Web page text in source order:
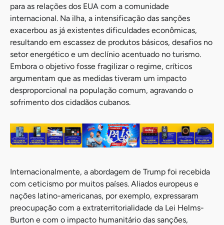
para as relações dos EUA com a comunidade
internacional. Na ilha, a intensificação das sanções
exacerbou as já existentes dificuldades econômicas,
resultando em escassez de produtos básicos, desafios no
setor energético e um declínio acentuado no turismo.
Embora o objetivo fosse fragilizar o regime, críticos
argumentam que as medidas tiveram um impacto
desproporcional na população comum, agravando o
sofrimento dos cidadãos cubanos.
Internacionalmente, a abordagem de Trump foi recebida
com ceticismo por muitos países. Aliados europeus e
nações latino-americanas, por exemplo, expressaram
preocupação com a extraterritorialidade da Lei Helms-
Burton e com o impacto humanitário das sanções,